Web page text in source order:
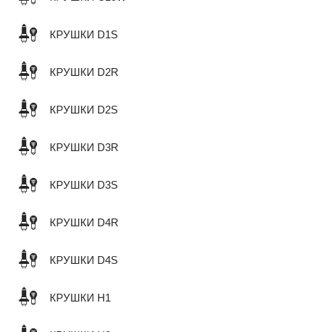
КРУШКИ D1S
КРУШКИ D2R
КРУШКИ D2S
КРУШКИ D3R
КРУШКИ D3S
КРУШКИ D4R
КРУШКИ D4S
КРУШКИ H1